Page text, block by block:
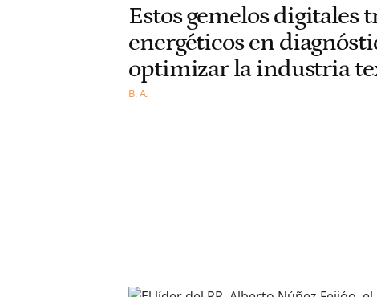
Estos gemelos digitales
energéticos en
optimizar la industria
B. A.